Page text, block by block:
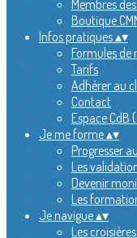
Membres
Boutique
Infos pratiques▴▾
Formules de
Tarifs
Adhérer au
Contact
Espace CdB
Je me forme▴▾
Progresser
Les
Devenir
Les
Je navigue▴▾
Les